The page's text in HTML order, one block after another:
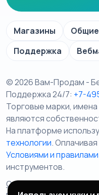
Магазины
Поддержка
© 2026 Вам-Продам -
Поддержка 24/7: +7-
Торговые марки,
являются
На платформе
технологии.
Условиями и правилами
инструментов.
Отказ от